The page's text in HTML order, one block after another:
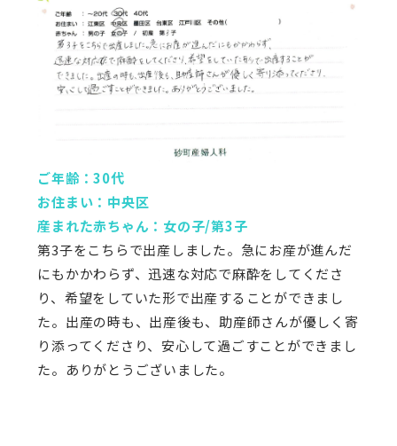
ご年齢：30代
お住まい：中央区
産まれた赤ちゃん：女の子/第3子
第3子をこちらで出産しました。急にお産が進んだ
にもかかわらず、迅速な対応で麻酔をしてくださ
り、希望をしていた形で出産することができまし
た。出産の時も、出産後も、助産師さんが優しく寄
り添ってくださり、安心して過ごすことができまし
た。ありがとうございました。